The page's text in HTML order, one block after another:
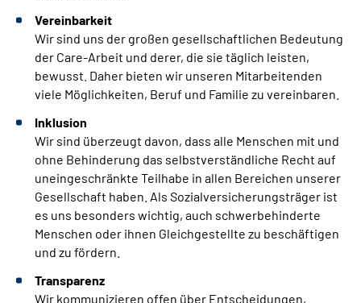
Vereinbarkeit
Wir sind uns der großen gesellschaftlichen Bedeutung
der Care-Arbeit und derer, die sie täglich leisten,
bewusst. Daher bieten wir unseren Mitarbeitenden
viele Möglichkeiten, Beruf und Familie zu vereinbaren.
Inklusion
Wir sind überzeugt davon, dass alle Menschen mit und
ohne Behinderung das selbstverständliche Recht auf
uneingeschränkte Teilhabe in allen Bereichen unserer
Gesellschaft haben. Als Sozialversicherungsträger ist
es uns besonders wichtig, auch schwerbehinderte
Menschen oder ihnen Gleichgestellte zu beschäftigen
und zu fördern.
Transparenz
Wir kommunizieren offen über Entscheidungen,